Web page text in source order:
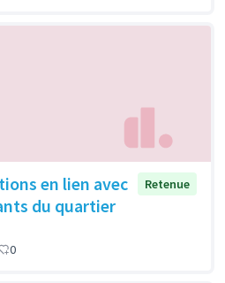
en lien avec
du quartier
Retenue
0